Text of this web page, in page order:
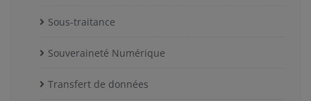
Sous-traitance
Souveraineté Numérique
Transfert de données